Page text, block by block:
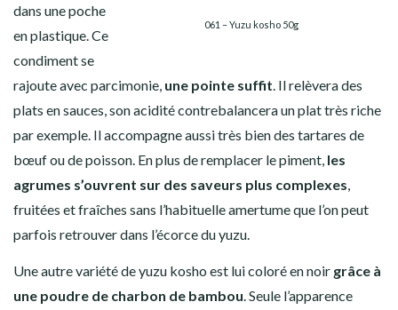
061 – Yuzu kosho 50g
dans une poche
en plastique. Ce
condiment se
rajoute avec parcimonie, une pointe suffit . Il relèvera des
plats en sauces, son acidité contrebalancera un plat très riche
par exemple. Il accompagne aussi très bien des tartares de
bœuf ou de poisson. En plus de remplacer le piment, les
agrumes s’ouvrent sur des saveurs plus complexes
fruitées et fraîches sans l’habituelle amertume que l’on peut
parfois retrouver dans l’écorce du yuzu.
Une autre variété de yuzu kosho est lui coloré en noir grâce à
une poudre de charbon de bambou . Seule l’apparence